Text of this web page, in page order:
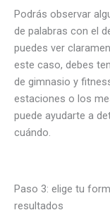
Podrás observar
de palabras con el
puedes ver
este caso, debes
de gimnasio y
estaciones o los
puede ayudarte a
cuándo.
Paso 3: elige tu
resultados